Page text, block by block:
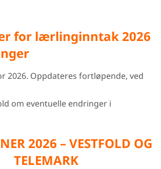
for lærlinginntak 2026
2026. Oppdateres fortløpende, ved
om eventuelle endringer i
2026 – VESTFOLD OG
TELEMARK